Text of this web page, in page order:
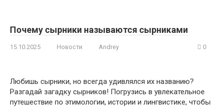
Почему сырники называются сырниками
15.10.2025 Новости Andrey 0
Любишь сырники, но всегда удивлялся их названию?
Разгадай загадку сырников! Погрузись в увлекательное
путешествие по этимологии, истории и лингвистике, чтобы